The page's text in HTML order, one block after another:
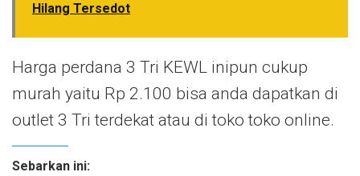
Hilang Tersedot
Harga perdana 3 Tri KEWL inipun cukup
murah yaitu Rp 2.100 bisa anda dapatkan di
outlet 3 Tri terdekat atau di toko toko online.
Sebarkan ini: